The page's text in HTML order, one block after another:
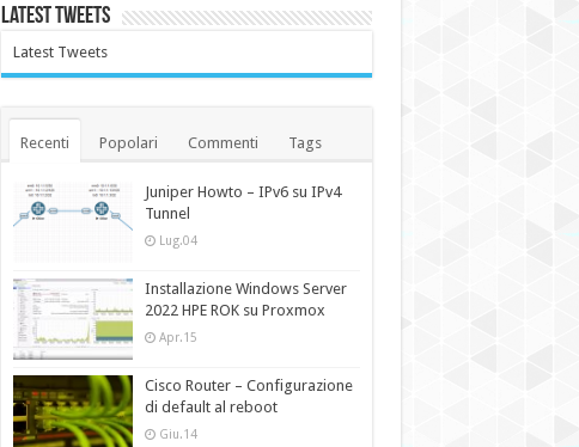
Latest Tweets
Latest Tweets
Recenti Popolari Commenti Tags
Juniper Howto – IPv6 su IPv4
Tunnel
Lug.04
Installazione Windows Server
2022 HPE ROK su Proxmox
Apr.15
Cisco Router – Configurazione
di default al reboot
Giu.14